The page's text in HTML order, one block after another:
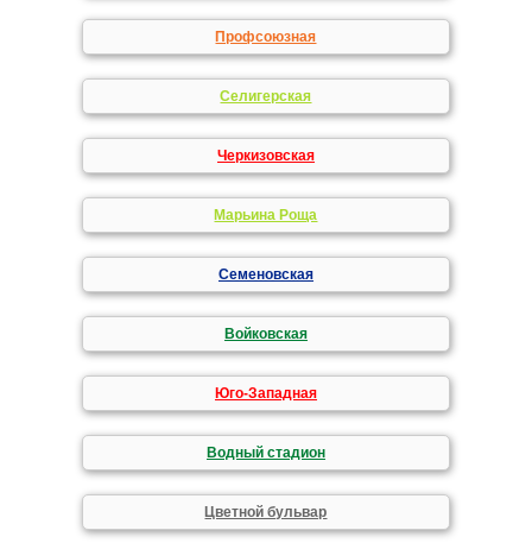
Профсоюзная
Селигерская
Черкизовская
Марьина Роща
Семеновская
Войковская
Юго-Западная
Водный стадион
Цветной бульвар